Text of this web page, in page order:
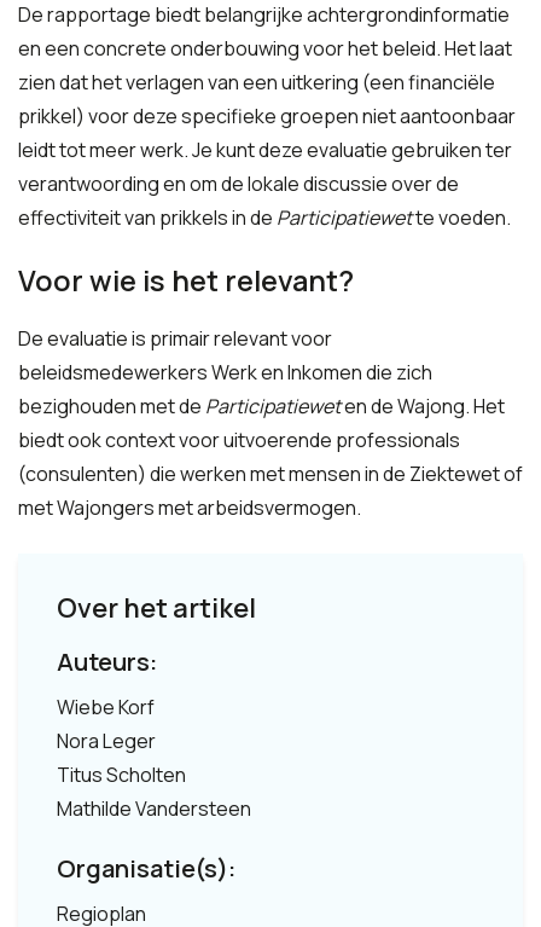
De rapportage biedt belangrijke achtergrondinformatie
en een concrete onderbouwing voor het beleid. Het laat
zien dat het verlagen van een uitkering (een financiële
prikkel) voor deze specifieke groepen niet aantoonbaar
leidt tot meer werk. Je kunt deze evaluatie gebruiken ter
verantwoording en om de lokale discussie over de
effectiviteit van prikkels in de Participatiewette voeden.
Voor wie is het relevant?
De evaluatie is primair relevant voor
beleidsmedewerkers Werk en Inkomen die zich
bezighouden met de Participatieweten de Wajong. Het
biedt ook context voor uitvoerende professionals
(consulenten) die werken met mensen in de Ziektewet of
met Wajongers met arbeidsvermogen.
Over het artikel
Auteurs:
Wiebe Korf
Nora Leger
Titus Scholten
Mathilde Vandersteen
Organisatie(s):
Regioplan